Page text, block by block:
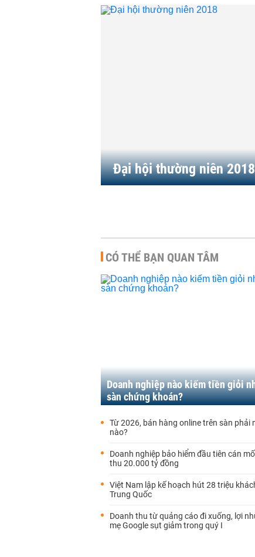
Đại hội thường niên 2018
CÓ THỂ BẠN QUAN TÂM
Doanh nghiệp nào kiếm tiền giỏi
sàn chứng khoán?
Từ 2026, bán hàng online trên sàn phải
nào?
Doanh nghiệp bảo hiểm đầu tiên cán
thu 20.000 tỷ đồng
Việt Nam lập kế hoạch hút 28 triệu
Trung Quốc
Doanh thu từ quảng cáo đi xuống, lợi
mẹ Google sụt giảm trong quý I